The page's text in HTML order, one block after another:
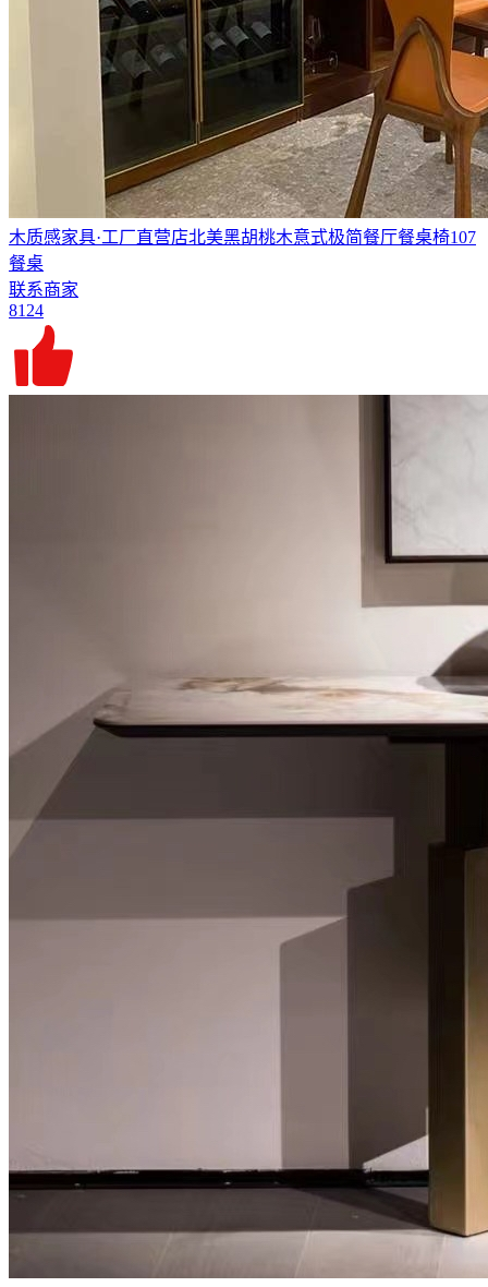
木质感家具·工厂直营店北美黑胡桃木意式极简餐厅餐桌椅107
餐桌
联系商家
8124